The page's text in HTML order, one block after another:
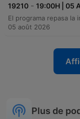
19210 - 19:00H | 05
05 août 2026
Plus de